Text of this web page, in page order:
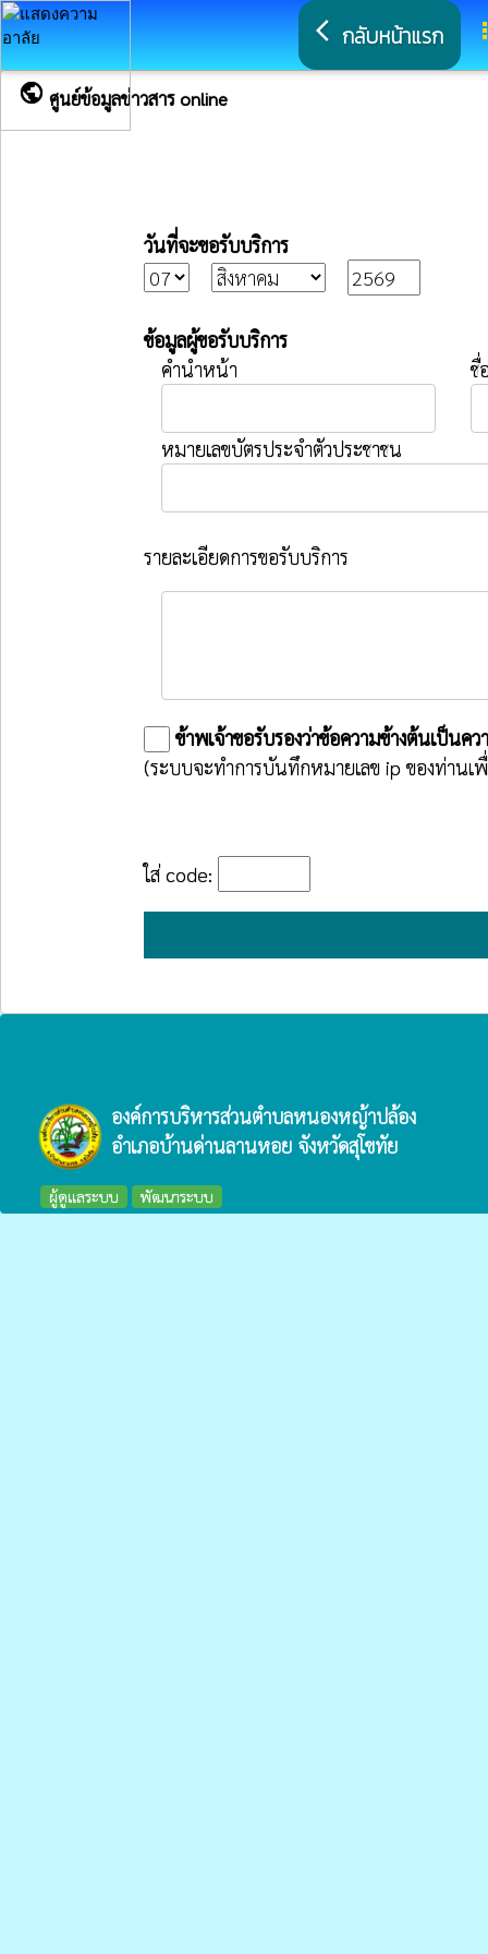
arrow_back_ios กลับหน้าแรก
public ศูนย์ข้อมูลข่าวสาร online
วันที่จะขอรับบริการ
ข้อมูลผู้ขอรับบริการ
คำนำหน้า
ชื่
หมายเลขบัตรประจำตัวประชาชน
รายละเอียดการขอรับบริการ
ข้าพเจ้าขอรับรองว่าข้อความข้างต้นเป็นค
(ระบบจะทำการบันทึกหมายเลข ip ของท่านเ
ใส่ code:
องค์การบริหารส่วนตำบลหนองหญ้าปล้อง
อำเภอบ้านด่านลานหอย จังหวัดสุโขทัย
ผู้ดูแลระบบ พัฒนาระบบ